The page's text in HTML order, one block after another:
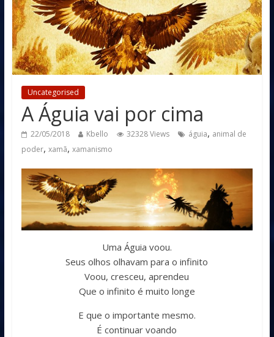
Uncategorised
A Águia vai por cima
22/05/2018 Kbello 32328 Views águia, animal de
poder, xamã, xamanismo
Uma Águia voou.
Seus olhos olhavam para o infinito
Voou, cresceu, aprendeu
Que o infinito é muito longe
E que o importante mesmo.
É continuar voando